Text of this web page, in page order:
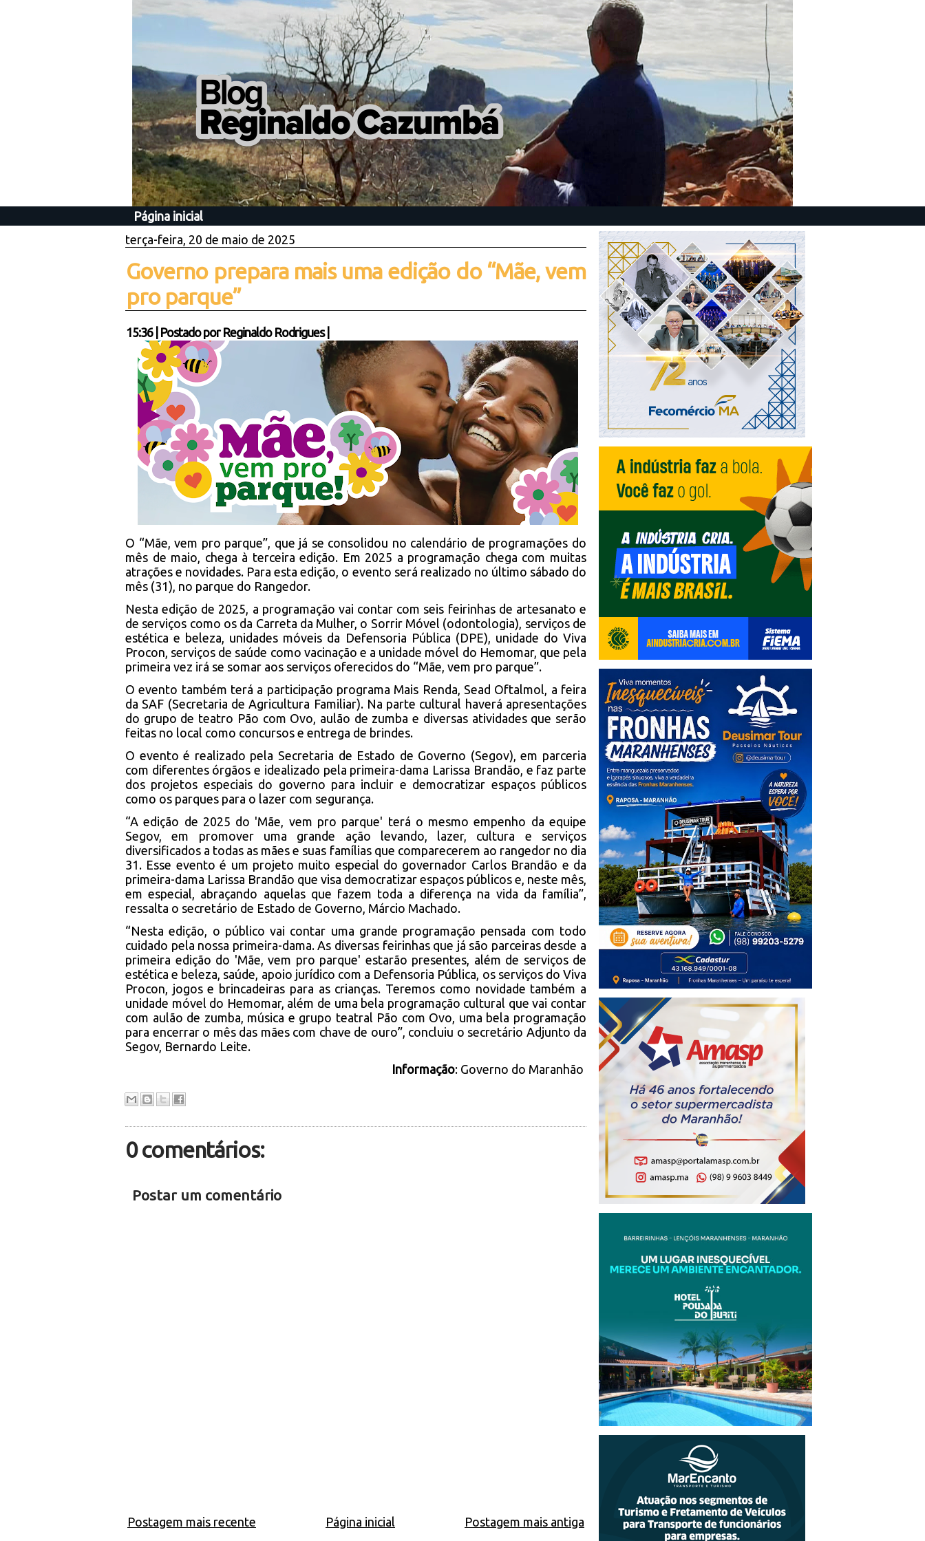
Página inicial
terça-feira, 20 de maio de 2025
Governo prepara mais uma edição do “Mãe, vem
pro parque”
15:36| Postado por Reginaldo Rodrigues
O “Mãe, vem pro parque”, que já se consolidou no calendário de programações do
mês de maio, chega à terceira edição. Em 2025 a programação chega com muitas
atrações e novidades. Para esta edição, o evento será realizado no último sábado do
mês (31), no parque do Rangedor.
Nesta edição de 2025, a programação vai contar com seis feirinhas de artesanato e
de serviços como os da Carreta da Mulher, o Sorrir Móvel (odontologia), serviços de
estética e beleza, unidades móveis da Defensoria Pública (DPE), unidade do Viva
Procon, serviços de saúde como vacinação e a unidade móvel do Hemomar, que pela
primeira vez irá se somar aos serviços oferecidos do “Mãe, vem pro parque”.
O evento também terá a participação programa Mais Renda, Sead Oftalmol, a feira
da SAF (Secretaria de Agricultura Familiar). Na parte cultural haverá apresentações
do grupo de teatro Pão com Ovo, aulão de zumba e diversas atividades que serão
feitas no local como concursos e entrega de brindes.
O evento é realizado pela Secretaria de Estado de Governo (Segov), em parceria
com diferentes órgãos e idealizado pela primeira-dama Larissa Brandão, e faz parte
dos projetos especiais do governo para incluir e democratizar espaços públicos
como os parques para o lazer com segurança.
“A edição de 2025 do 'Mãe, vem pro parque' terá o mesmo empenho da equipe
Segov, em promover uma grande ação levando, lazer, cultura e serviços
diversificados a todas as mães e suas famílias que comparecerem ao rangedor no dia
31. Esse evento é um projeto muito especial do governador Carlos Brandão e da
primeira-dama Larissa Brandão que visa democratizar espaços públicos e, neste mês,
em especial, abraçando aquelas que fazem toda a diferença na vida da família”,
ressalta o secretário de Estado de Governo, Márcio Machado.
“Nesta edição, o público vai contar uma grande programação pensada com todo
cuidado pela nossa primeira-dama. As diversas feirinhas que já são parceiras desde a
primeira edição do 'Mãe, vem pro parque' estarão presentes, além de serviços de
estética e beleza, saúde, apoio jurídico com a Defensoria Pública, os serviços do Viva
Procon, jogos e brincadeiras para as crianças. Teremos como novidade também a
unidade móvel do Hemomar, além de uma bela programação cultural que vai contar
com aulão de zumba, música e grupo teatral Pão com Ovo, uma bela programação
para encerrar o mês das mães com chave de ouro”, concluiu o secretário Adjunto da
Segov, Bernardo Leite.
Informação: Governo do Maranhão
0 comentários:
Postar um comentário
Postagem mais recente Postagem mais antiga
Página inicial